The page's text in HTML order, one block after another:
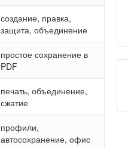
создание, правка,
защита, объединение
простое сохранение в
PDF
печать, объединение,
сжатие
профили,
автосохранение, офис